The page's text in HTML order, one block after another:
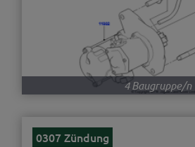
4 Baugruppe/n
0307 Zündung